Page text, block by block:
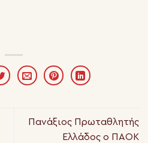
Πανάξιος Πρωταθλητής
Ελλάδος ο ΠΑΟΚ